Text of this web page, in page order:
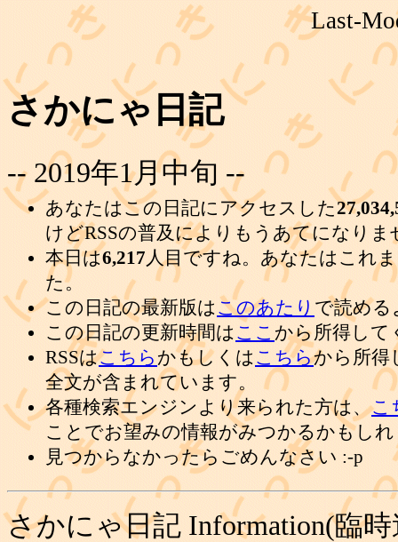
Last-
さかにゃ日記
-- 2019年1月中旬 --
あなたはこの日記にアクセスした
けどRSSの普及によりもうあてになりま
本日は6,217人目ですね。あなたはこれ
た。
この日記の最新版はこのあたり で読める
この日記の更新時間はここ から所得して
RSSはこちら かもしくはこちらから所得
全文が含まれています。
各種検索エンジンより来られた方は、こ
ことでお望みの情報がみつかるかもし
見つからなかったらごめんなさい :-p
さかにゃ日記 Information(臨